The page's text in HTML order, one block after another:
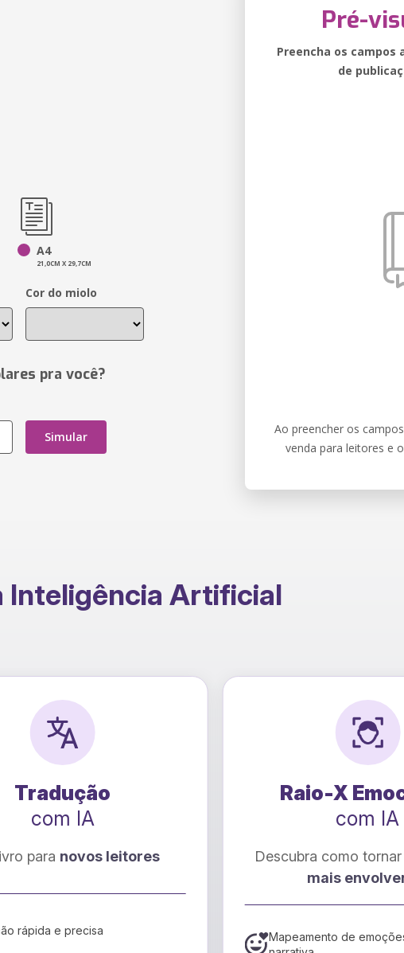
A4
21,0CM X 29,7CM
Cor do miolo
pra você?
Simular
Pré-
Preencha os campos
de
Ao preencher os
venda para leitores e
Inteligência Artificial
Raio-X Emocional
Descubra como tornar sua história
Mapeamento de emoções ao longo da